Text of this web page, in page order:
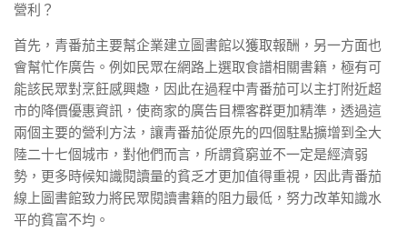
營利？
首先，青番茄主要幫企業建立圖書館以獲取報酬，另一方面也
會幫忙作廣告。例如民眾在網路上選取食譜相關書籍，極有可
能該民眾對烹飪感興趣，因此在過程中青番茄可以主打附近超
市的降價優惠資訊，使商家的廣告目標客群更加精準，透過這
兩個主要的營利方法，讓青番茄從原先的四個駐點擴增到全大
陸二十七個城市，對他們而言，所謂貧窮並不一定是經濟弱
勢，更多時候知識閱讀量的貧乏才更加值得重視，因此青番茄
線上圖書館致力將民眾閱讀書籍的阻力最低，努力改革知識水
平的貧富不均。